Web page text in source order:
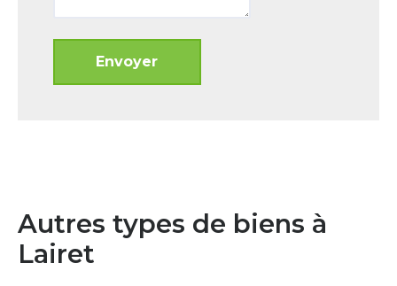
Autres types de biens à
Lairet